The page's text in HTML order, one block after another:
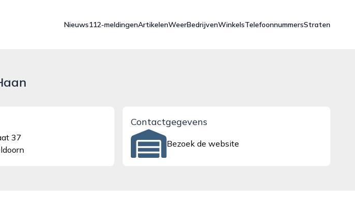
Nieuws112-meldingenArtikelenWeerBedrijvenWinkelsTelefoonnummersStraten
37
Contactgegevens
Bezoek de website